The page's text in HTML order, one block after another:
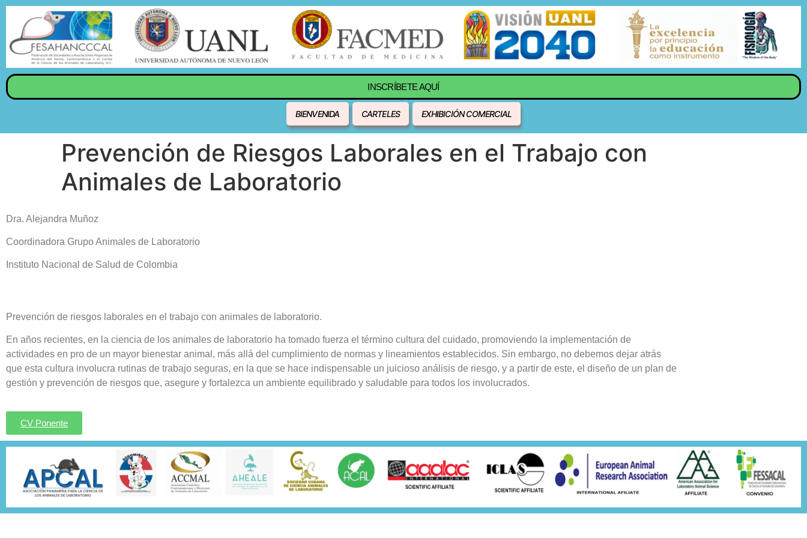
INSCRÍBETE AQUÍ
BIENVENIDA CARTELES EXHIBICIÓN COMERCIAL
Prevención de Riesgos Laborales en el Trabajo con
Animales de Laboratorio
Dra. Alejandra Muñoz
Coordinadora Grupo Animales de Laboratorio
Instituto Nacional de Salud de Colombia
Prevención de riesgos laborales en el trabajo con animales de laboratorio.
En años recientes, en la ciencia de los animales de laboratorio ha tomado fuerza el término cultura del cuidado, promoviendo la implementación de
actividades en pro de un mayor bienestar animal, más allá del cumplimiento de normas y lineamientos establecidos. Sin embargo, no debemos dejar atrás
que esta cultura involucra rutinas de trabajo seguras, en la que se hace indispensable un juicioso análisis de riesgo, y a partir de este, el diseño de un plan de
gestión y prevención de riesgos que, asegure y fortalezca un ambiente equilibrado y saludable para todos los involucrados.
CV Ponente